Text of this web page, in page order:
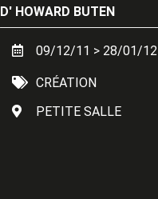
D' HOWARD BUTEN
09/12/11 > 28/01/12
CRÉATION
PETITE SALLE